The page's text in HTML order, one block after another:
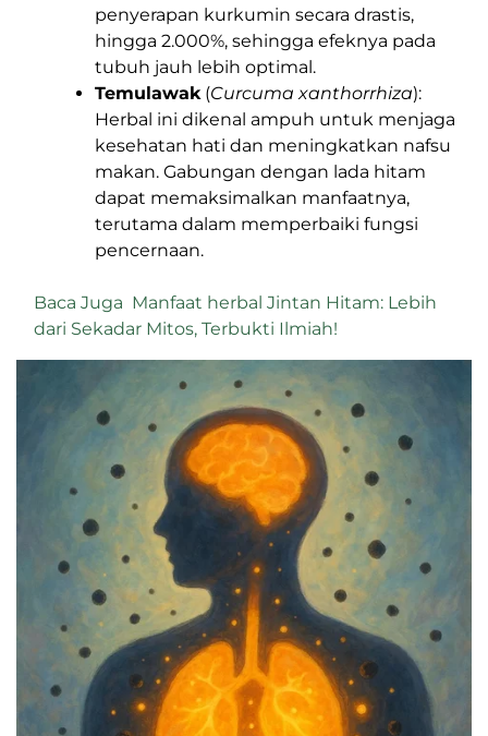
penyerapan kurkumin secara drastis,
hingga 2.000%, sehingga efeknya pada
tubuh jauh lebih optimal.
Temulawak (Curcuma xanthorrhiza):
Herbal ini dikenal ampuh untuk menjaga
kesehatan hati dan meningkatkan nafsu
makan. Gabungan dengan lada hitam
dapat memaksimalkan manfaatnya,
terutama dalam memperbaiki fungsi
pencernaan.
Baca Juga Manfaat herbal Jintan Hitam: Lebih
dari Sekadar Mitos, Terbukti Ilmiah!